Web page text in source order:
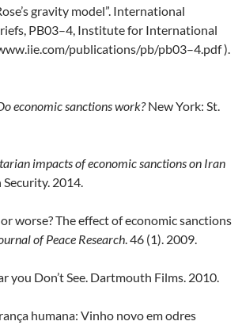
gravity model”. International
PB03–4, Institute for International
publications/pb/pb03–4.pdf ).
economic sanctions work?New York: St.
impacts of economic sanctions on Iran
Security. 2014.
worse? The effect of economic sanctions
of Peace Research. 46 (1). 2009.
you Don’t See. Dartmouth Films. 2010.
humana: Vinho novo em odres